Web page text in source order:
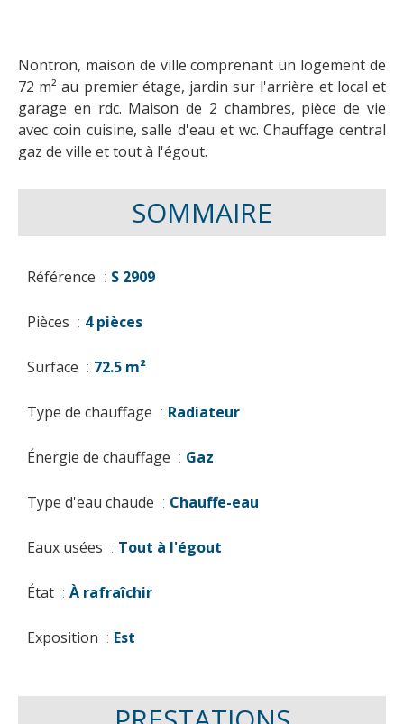
Nontron, maison de ville comprenant un logement de
72 m² au premier étage, jardin sur l'arrière et local et
garage en rdc. Maison de 2 chambres, pièce de vie
avec coin cuisine, salle d'eau et wc. Chauffage central
gaz de ville et tout à l'égout.
SOMMAIRE
Référence S 2909
Pièces 4 pièces
Surface 72.5 m²
Type de chauffage Radiateur
Énergie de chauffage Gaz
Type d'eau chaude Chauffe-eau
Eaux usées Tout à l'égout
État À rafraîchir
Exposition Est